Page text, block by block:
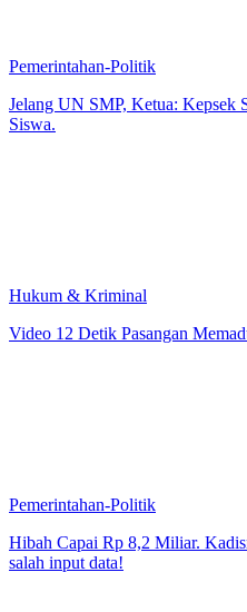
Pemerintahan-Politik
Jelang UN SMP, Ketua: Kepsek
Siswa.
Hukum & Kriminal
Video 12 Detik Pasangan
Pemerintahan-Politik
Hibah Capai Rp 8,2 Miliar.
salah input data!